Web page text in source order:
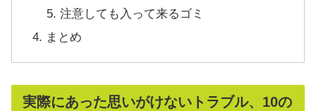
注意しても入って来るゴミ
まとめ
実際にあった思いがけないトラブル、10の